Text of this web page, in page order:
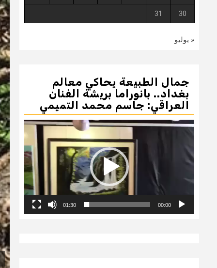
30
31
« يوليو
جمال الطبيعة يحاكي معالم
بغداد.. بانوراما بريشة الفنان
العراقي: جاسم محمد التميمي
مشغل
00:00
01:30